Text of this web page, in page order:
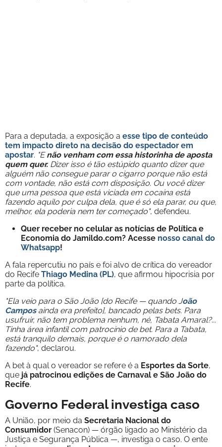
Para a deputada, a exposição a esse tipo de conteúdo
tem impacto direto na decisão do espectador em
apostar. "Enão venham com essa historinha de aposta
quem quer. Dizer isso é tão estúpido quanto dizer que
alguém não consegue parar o cigarro porque não está
com vontade, não está com disposição. Ou você dizer
que uma pessoa que está viciada em cocaína está
fazendo aquilo por culpa dela, que é só ela parar, ou que,
melhor, ela poderia nem ter começado", defendeu.
Quer receber no celular as notícias de Política e
Economia do Jamildo.com? Acesse nosso canal do
Whatsapp!
A fala repercutiu no país e foi alvo de crítica do vereador
do Recife Thiago Medina (PL), que afirmou hipocrisia por
parte da política.
"Ela veio para o São João [do Recife — quando João
Campos ainda era prefeito], bancado pelas bets. Para
usufruir, não tem problema nenhum, né, Tabata Amaral?...
Tinha área infantil com patrocínio de bet. Para a Tabata,
está tranquilo demais, porque é o namorado dela
fazendo", declarou.
A bet à qual o vereador se refere é a Esportes da Sorte,
que já patrocinou edições de Carnaval e São João do
Recife.
Governo Federal investiga caso
A União, por meio da Secretaria Nacional do
Consumidor (Senacon) — órgão ligado ao Ministério da
Justiça e Segurança Pública —, investiga o caso. O ente